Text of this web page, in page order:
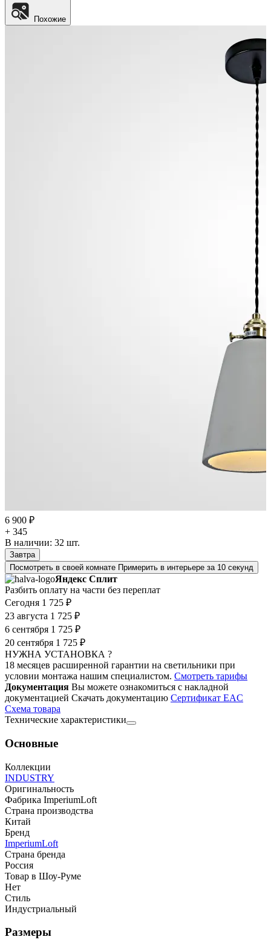
Похожие
6 900 ₽
+ 345
В наличии: 32 шт.
Завтра
Посмотреть в своей комнате Примерить в интерьере за 10 секунд
Яндекс Сплит
Разбить оплату на части без переплат
Сегодня 1 725 ₽
23 августа 1 725 ₽
6 сентября 1 725 ₽
20 сентября 1 725 ₽
НУЖНА УСТАНОВКА ?
18 месяцев расширенной гарантии на светильники при
условии монтажа нашим специалистом. Смотреть тарифы
Документация Вы можете ознакомиться с накладной
документацией Скачать документацию Cертификат EAC
Cхема товара
Технические характеристики
Основные
Коллекции
INDUSTRY
Оригинальность
Фабрика ImperiumLoft
Страна производства
Китай
Бренд
ImperiumLoft
Страна бренда
Россия
Товар в Шоу-Руме
Нет
Стиль
Индустриальный
Размеры